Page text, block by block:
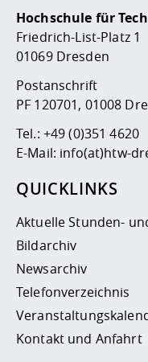
Hochschule für
Friedrich-List-Platz 1
01069 Dresden
Postanschrift
PF 120701, 01008
Tel.: +49 (0)351 4620
E-Mail: info(at)htw-
QUICKLINKS
Aktuelle Stunden-
Bildarchiv
Newsarchiv
Telefonverzeichnis
Kontakt und Anfahrt